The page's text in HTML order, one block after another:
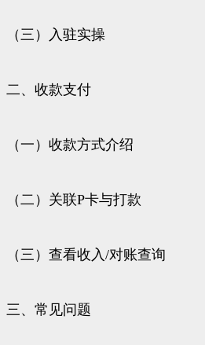
（三）入驻实操
二、收款支付
（一）收款方式介绍
（二）关联P卡与打款
（三）查看收入/对账查询
三、常见问题